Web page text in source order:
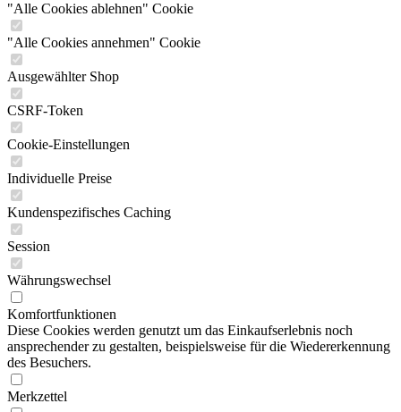
"Alle Cookies ablehnen" Cookie
"Alle Cookies annehmen" Cookie
Ausgewählter Shop
CSRF-Token
Cookie-Einstellungen
Individuelle Preise
Kundenspezifisches Caching
Session
Währungswechsel
Komfortfunktionen
Diese Cookies werden genutzt um das Einkaufserlebnis noch
ansprechender zu gestalten, beispielsweise für die Wiedererkennung
des Besuchers.
Merkzettel